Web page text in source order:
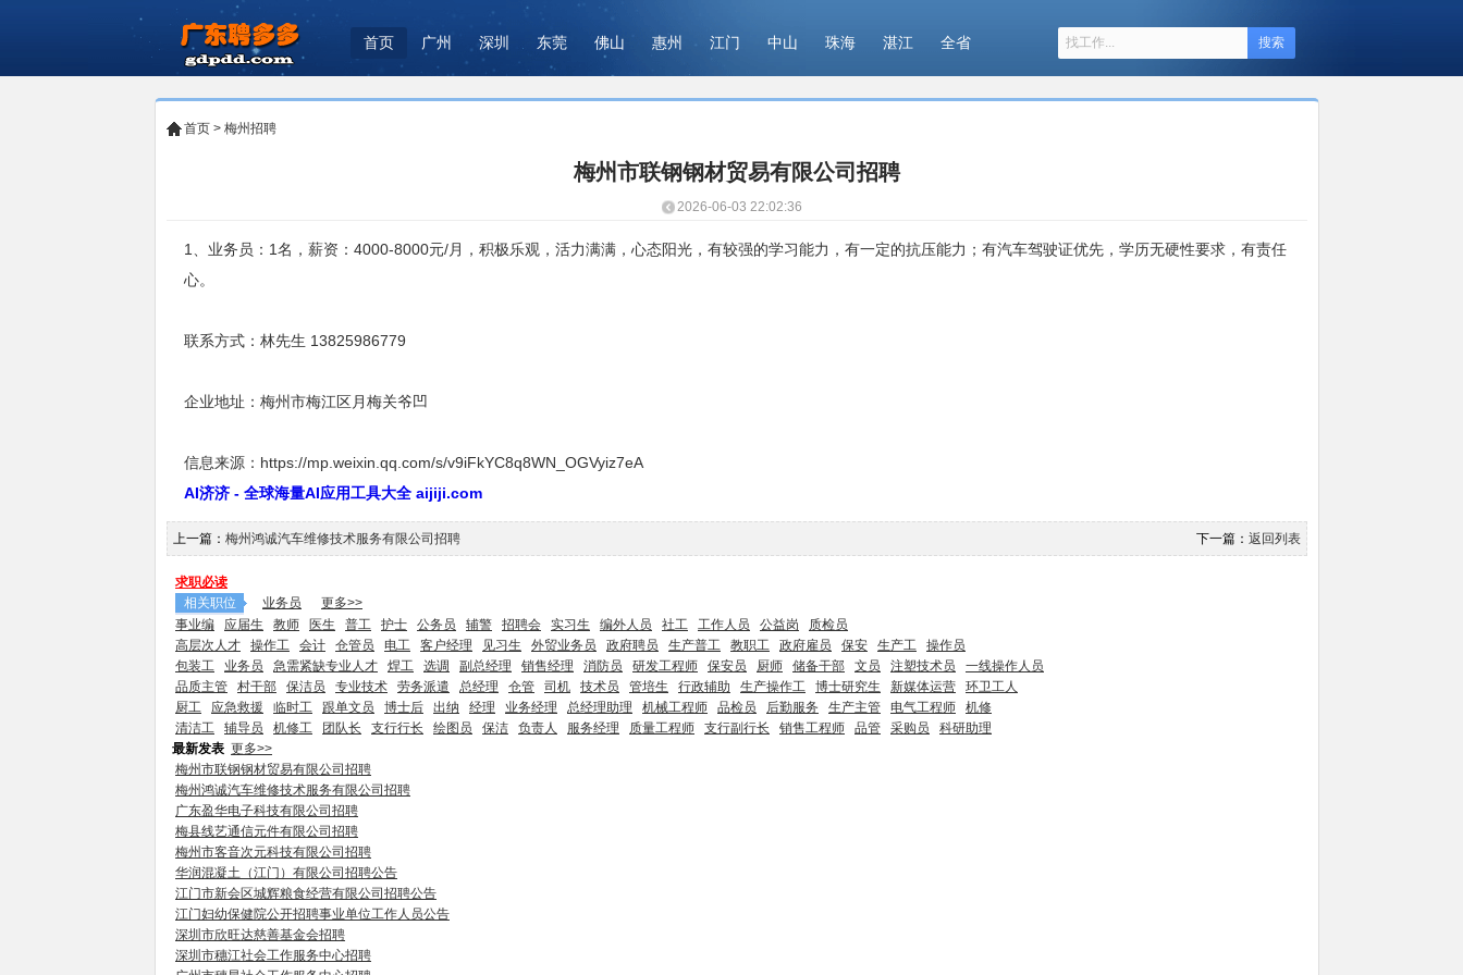
首页 广州 深圳 东莞 佛山 惠州 江门 中山 珠海 湛江 全省 搜索
首页 > 梅州招聘
梅州市联钢钢材贸易有限公司招聘
2026-06-03 22:02:36
1、业务员：1名，薪资：4000-8000元/月，积极乐观，活力满满，心态阳光，有较强的学习能力，有一定的抗压能力；有汽车驾驶证优先，学历无硬性要求，有责任
心。
联系方式：林先生 13825986779
企业地址：梅州市梅江区月梅关爷凹
信息来源：https://mp.weixin.qq.com/s/v9iFkYC8q8WN_OGVyiz7eA
AI济济 - 全球海量AI应用工具大全 aijiji.com
上一篇： 梅州鸿诚汽车维修技术服务有限公司招聘 下一篇： 返回列表
求职必读
相关职位
业务员
更多>>
事业编
应届生 教师 医生 普工 护士 公务员 辅警 招聘会 实习生 编外人员 社工 工作人员 公益岗
质检员
高层次人才
操作工 会计 仓管员 电工 客户经理 见习生 外贸业务员 政府聘员 生产普工 教职工 政府雇员 保安 生产工
操作员
包装工
业务员 急需紧缺专业人才 焊工 选调 副总经理 销售经理 消防员 研发工程师 保安员 厨师 储备干部 文员 注塑技术员
一线操作人员
品质主管
村干部 保洁员 专业技术 劳务派遣 总经理 仓管 司机 技术员 管培生 行政辅助 生产操作工 博士研究生 新媒体运营
环卫工人
厨工
应急救援 临时工 跟单文员 博士后 出纳 经理 业务经理 总经理助理 机械工程师 品检员 后勤服务 生产主管 电气工程师
机修
清洁工
辅导员 机修工 团队长 支行行长 绘图员 保洁 负责人 服务经理 质量工程师 支行副行长 销售工程师 品管 采购员
科研助理
最新发表 更多>>
梅州市联钢钢材贸易有限公司招聘
梅州鸿诚汽车维修技术服务有限公司招聘
广东盈华电子科技有限公司招聘
梅县线艺通信元件有限公司招聘
梅州市客音次元科技有限公司招聘
华润混凝土（江门）有限公司招聘公告
江门市新会区城辉粮食经营有限公司招聘公告
江门妇幼保健院公开招聘事业单位工作人员公告
深圳市欣旺达慈善基金会招聘
深圳市穗江社会工作服务中心招聘